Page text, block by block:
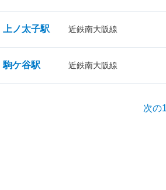
上ノ太子駅 近鉄南大阪線
駒ケ谷駅 近鉄南大阪線
次の